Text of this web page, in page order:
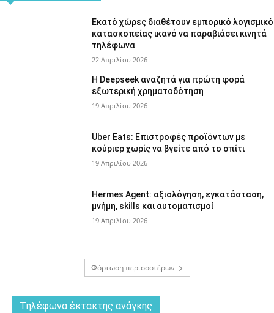
Εκατό χώρες διαθέτουν εμπορικό λογισμικό
κατασκοπείας ικανό να παραβιάσει κινητά
τηλέφωνα
22 Απριλίου 2026
Η Deepseek αναζητά για πρώτη φορά
εξωτερική χρηματοδότηση
19 Απριλίου 2026
Uber Eats: Επιστροφές προϊόντων με
κούριερ χωρίς να βγείτε από το σπίτι
19 Απριλίου 2026
Hermes Agent: αξιολόγηση, εγκατάσταση,
μνήμη, skills και αυτοματισμοί
19 Απριλίου 2026
Φόρτωση περισσοτέρων
Tηλέφωνα έκτακτης ανάγκης